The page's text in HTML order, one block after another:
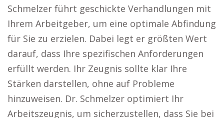
Schmelzer führt geschickte Verhandlungen mit
Ihrem Arbeitgeber, um eine optimale Abfindung
für Sie zu erzielen. Dabei legt er größten Wert
darauf, dass Ihre spezifischen Anforderungen
erfüllt werden. Ihr Zeugnis sollte klar Ihre
Stärken darstellen, ohne auf Probleme
hinzuweisen. Dr. Schmelzer optimiert Ihr
Arbeitszeugnis, um sicherzustellen, dass Sie bei